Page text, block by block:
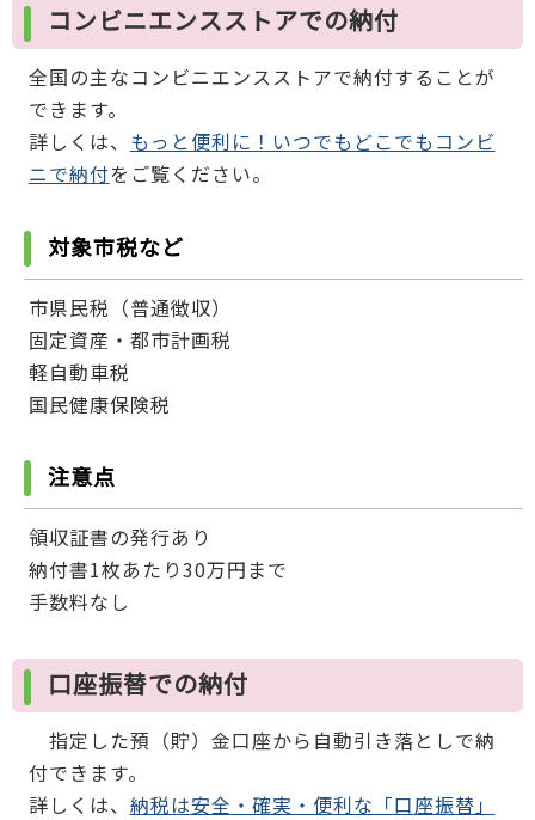
コンビニエンスストアでの納付
全国の主なコンビニエンスストアで納付することが
できます。
詳しくは、 もっと便利に！いつでもどこでもコンビ
ニで納付をご覧ください。
対象市税など
市県民税（普通徴収）
固定資産・都市計画税
軽自動車税
国民健康保険税
注意点
領収証書の発行あり
納付書1枚あたり30万円まで
手数料なし
口座振替での納付
指定した預（貯）金口座から自動引き落としで納
付できます。
詳しくは、 納税は安全・確実・便利な「口座振替」